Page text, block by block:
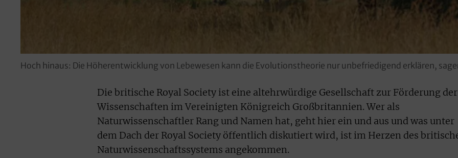
Hoch hinaus: Die Höherentwicklung von Lebewesen kann die Evolutionstheorie nur unbefriedigend erklären,
Die britische Royal Society ist eine altehrwürdige Gesellschaft zur Förderung der
Wissenschaften im Vereinigten Königreich Großbritannien. Wer als
Naturwissenschaftler Rang und Namen hat, geht hier ein und aus und was unter
dem Dach der Royal Society öffentlich diskutiert wird, ist im Herzen des
Naturwissenschaftssystems angekommen.